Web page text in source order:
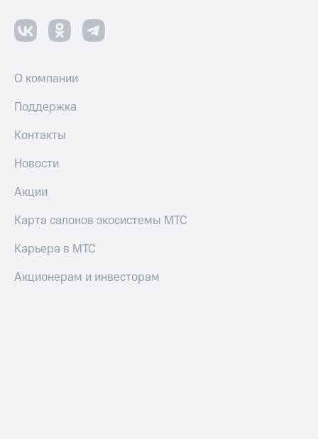
О компании
Поддержка
Контакты
Новости
Акции
Карта салонов экосистемы МТС
Карьера в МТС
Акционерам и инвесторам